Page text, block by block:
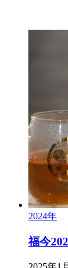
2024年
福今